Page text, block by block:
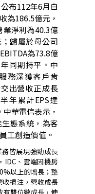
布112年6月自
為186.5億元，
業淨利為40.3億
歸屬於母公司
EBITDA為73.8億
同期持平。中
務深獲客戶肯
出營收正成長
年累計EPS達
華電信表示，
態系統，為客
工創造價值。
皆展現強勁成長
IDC、雲端因機房
以上的增長；整
收挹注，營收成長
有雙位數成長，使